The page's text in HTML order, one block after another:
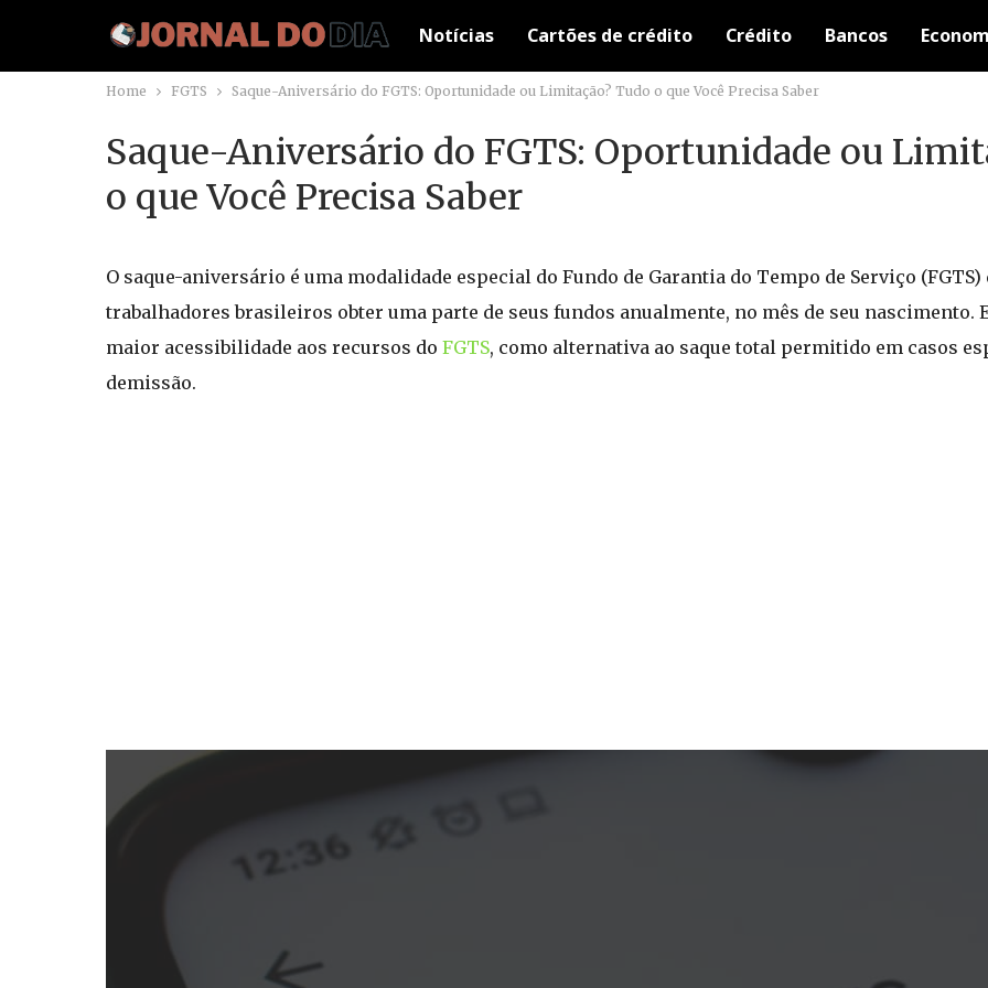
Notícias Cartões de crédito Crédito Bancos
Home FGTS Saque-Aniversário do FGTS: Oportunidade ou Limitação? Tudo o que Você Precisa Saber
Saque-Aniversário do FGTS: Oportunidade ou
o que Você Precisa Saber
O saque-aniversário é uma modalidade especial do Fundo de Garantia do Tempo de Serviço
trabalhadores brasileiros obter uma parte de seus fundos anualmente, no mês de seu nascimento.
maior acessibilidade aos recursos do FGTS, como alternativa ao saque total permitido em casos
demissão.